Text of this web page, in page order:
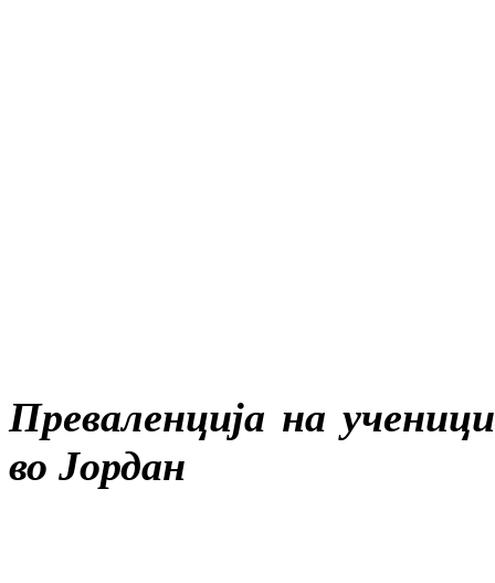
Преваленција на
во Јордан